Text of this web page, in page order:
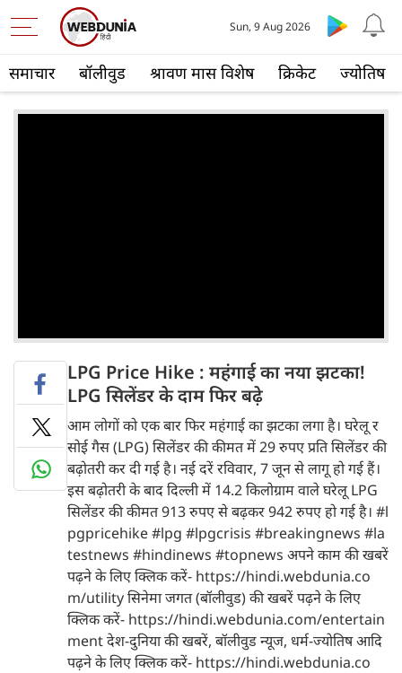
समाचार बॉलीवुड श्रावण मास विशेष क्रिकेट ज्योतिष
Sun, 9 Aug 2026
LPG Price Hike : महंगाई का नया झटका!
LPG सिलेंडर के दाम फिर बढ़े
आम लोगों को एक बार फिर महंगाई का झटका लगा है। घरेलू र
सोई गैस (LPG) सिलेंडर की कीमत में 29 रुपए प्रति सिलेंडर की
बढ़ोतरी कर दी गई है। नई दरें रविवार, 7 जून से लागू हो गई हैं।
इस बढ़ोतरी के बाद दिल्ली में 14.2 किलोग्राम वाले घरेलू LPG
सिलेंडर की कीमत 913 रुपए से बढ़कर 942 रुपए हो गई है। #l
pgpricehike #lpg #lpgcrisis #breakingnews #la
testnews #hindinews #topnews अपने काम की खबरें
पढ़ने के लिए क्लिक करें- https://hindi.webdunia.co
m/utility सिनेमा जगत (बॉलीवुड) की खबरें पढ़ने के लिए
क्लिक करें- https://hindi.webdunia.com/entertain
ment देश-दुनिया की खबरें, बॉलीवुड न्यूज, धर्म-ज्योतिष आदि
पढ़ने के लिए क्लिक करें- https://hindi.webdunia.co